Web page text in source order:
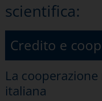
scientifica:
Credito e
La
italiana